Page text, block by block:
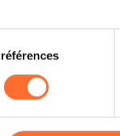
et certaines
non